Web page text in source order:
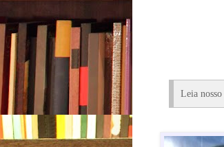
Leia nosso